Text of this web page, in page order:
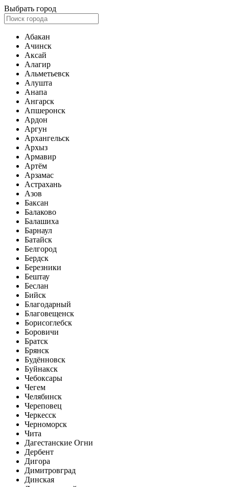
Выбрать город
Абакан
Ачинск
Аксай
Алагир
Альметьевск
Алушта
Анапа
Ангарск
Апшеронск
Ардон
Аргун
Архангельск
Архыз
Армавир
Артём
Арзамас
Астрахань
Азов
Баксан
Балаково
Балашиха
Барнаул
Батайск
Белгород
Бердск
Березники
Бештау
Беслан
Бийск
Благодарный
Благовещенск
Борисоглебск
Боровичи
Братск
Брянск
Будённовск
Буйнакск
Чебоксары
Чегем
Челябинск
Череповец
Черкесск
Черноморск
Чита
Дагестанские Огни
Дербент
Дигора
Димитровград
Динская